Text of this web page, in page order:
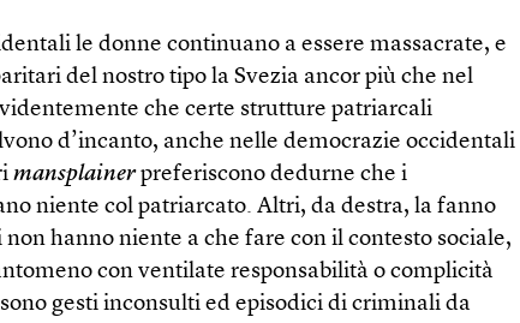
le donne continuano a essere massacrate, e
del nostro tipo la Svezia ancor più che nel
che certe strutture patriarcali
d’incanto, anche nelle democrazie occidentali
mansplainerpreferiscono dedurne che i
niente col patriarcato. Altri, da destra, la fanno
hanno niente a che fare con il contesto sociale,
con ventilate responsabilità o complicità
gesti inconsulti ed episodici di criminali da